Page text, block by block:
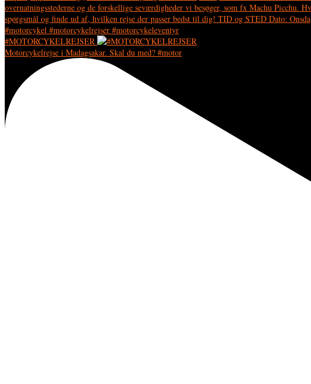
#MOTORCYKELREJSER
Motorcykelrejse i Madagsakar. Skal du med? #motor